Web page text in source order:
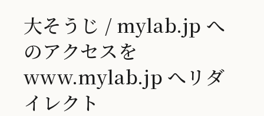
大そうじ / mylab.jp へ
のアクセスを
www.mylab.jp へリダ
イレクト